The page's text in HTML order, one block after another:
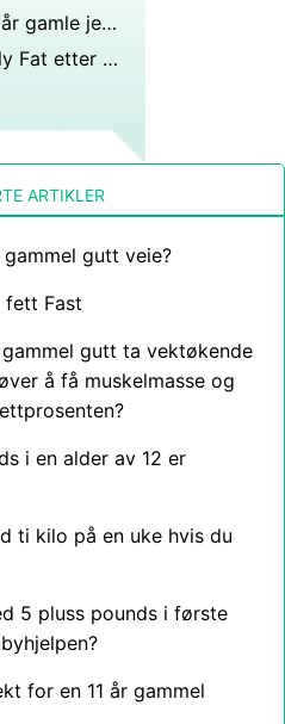
Hva veier de fleste 12 år gamle jenter?
Øvelser for å Lose Belly Fat etter graviditet
ARTIKLER
gutt veie?
fett Fast
gutt ta vektøkende
å få muskelmasse og
i en alder av 12 er
ti kilo på en uke hvis du
5 pluss pounds i første
for en 11 år gammel